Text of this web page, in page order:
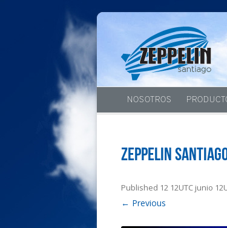
NOSOTROS
Zeppelin
Published 12 12UTC junio
← Previous